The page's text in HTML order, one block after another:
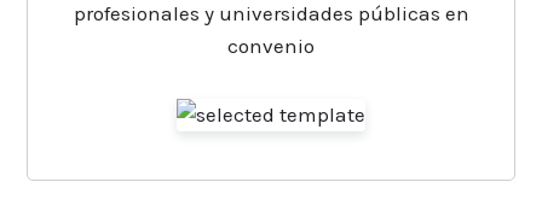
profesionales y universidades públicas en
convenio